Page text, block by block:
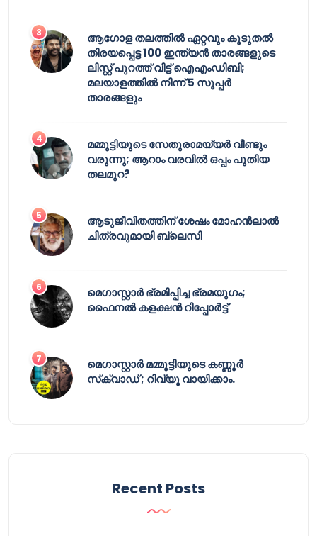
ആഗോള തലത്തിൽ ഏറ്റവും കൂടുതൽ
തിരയപ്പെട്ട 100 ഇന്ത്യൻ താരങ്ങളുടെ
ലിസ്റ്റ് പുറത്ത് വിട്ട് ഐഎംഡിബി;
മലയാളത്തിൽ നിന്ന് 5 സൂപ്പർ
താരങ്ങളും
മമ്മൂട്ടിയുടെ സേതുരാമയ്യർ വീണ്ടും
വരുന്നു; ആറാം വരവിൽ ഒപ്പം പുതിയ
തലമുറ?
ആടുജീവിതത്തിന് ശേഷം മോഹൻലാൽ
ചിത്രവുമായി ബ്ലെസി
മെഗാസ്റ്റാർ ഭ്രമിപ്പിച്ച ഭ്രമയുഗം;
ഫൈനൽ കളക്ഷൻ റിപ്പോർട്ട്
മെഗാസ്റ്റാർ മമ്മൂട്ടിയുടെ കണ്ണൂർ
സ്‌ക്വാഡ് ; റിവ്യൂ വായിക്കാം.
Recent Posts